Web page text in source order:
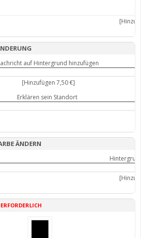
auf Hintergrund hinzufügen
[Hinzufügen 7,50 €]
Erklären sein Standort
ÄNDERN